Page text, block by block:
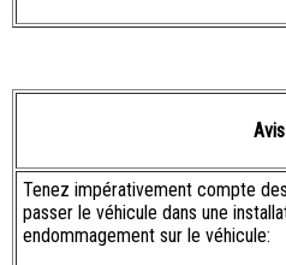
Avis
Tenez impérativement compte
passer le véhicule dans une
endommagement sur le véhicule: